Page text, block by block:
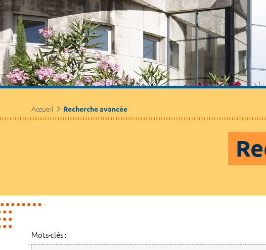
Accueil Recherche avancée
Mots-clés :